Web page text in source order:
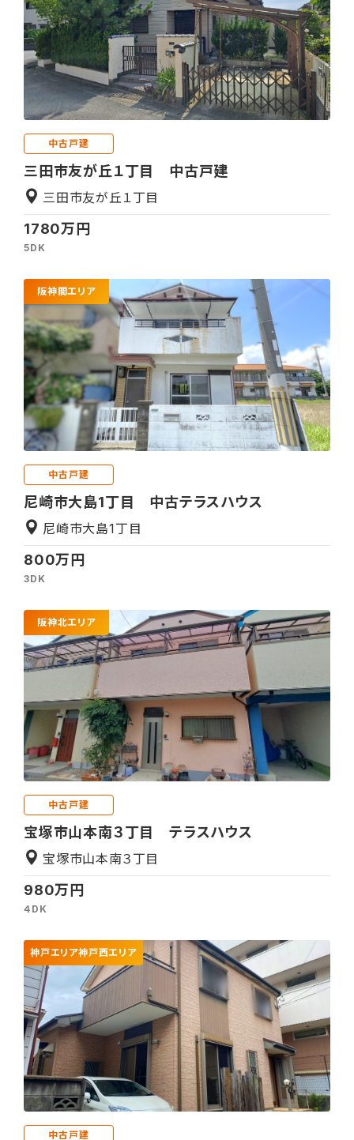
中古戸建
三田市友が丘１丁目 中古戸建
1780万円
5DK
三田市友が丘１丁目
阪神間エリア
中古戸建
尼崎市大島1丁目 中古テラスハウス
800万円
3DK
尼崎市大島1丁目
阪神北エリア
中古戸建
宝塚市山本南３丁目 テラスハウス
980万円
４DK
宝塚市山本南３丁目
神戸エリア神戸西エリア
中古戸建